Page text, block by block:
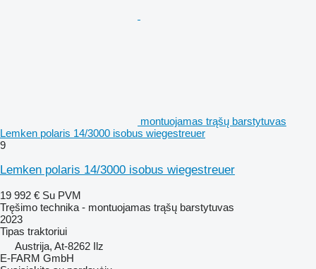
montuojamas trąšų barstytuvas
Lemken polaris 14/3000 isobus wiegestreuer
9
Lemken polaris 14/3000 isobus wiegestreuer
19 992 € Su PVM
Tręšimo technika - montuojamas trąšų barstytuvas
2023
Tipas traktoriui
Austrija, At-8262 Ilz
E-FARM GmbH